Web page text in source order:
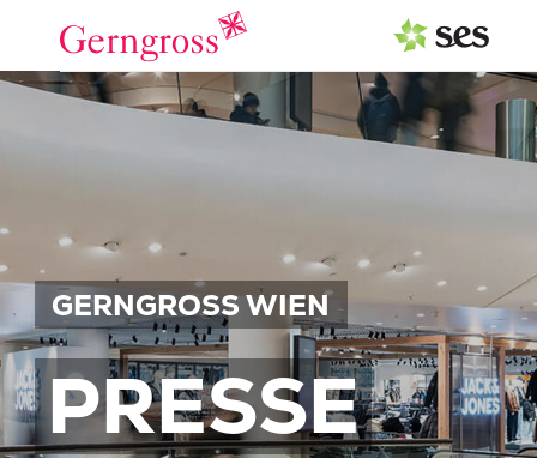
GERNGROSS WIEN
PRESSE
PRESSEAUSSENDUNGEN
Events
MEDIAGALERIE
PRESSEKONTAKT